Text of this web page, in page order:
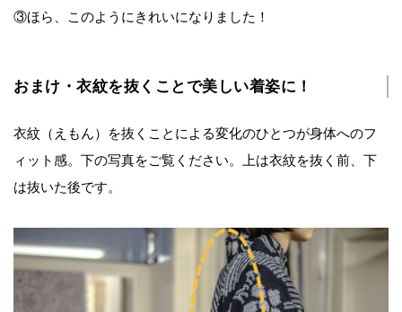
③ほら、このようにきれいになりました！
おまけ・衣紋を抜くことで美しい着姿に！
衣紋（えもん）を抜くことによる変化のひとつが身体へのフ
ィット感。下の写真をご覧ください。上は衣紋を抜く前、下
は抜いた後です。